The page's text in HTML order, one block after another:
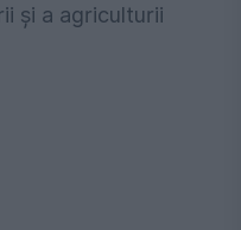
și a agriculturii